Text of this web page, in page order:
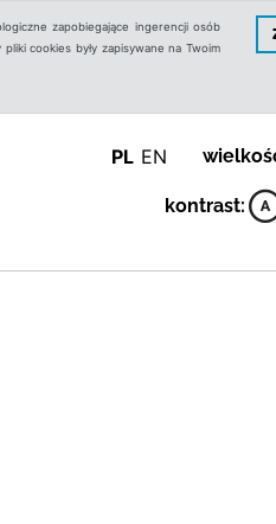
zapobiegające ingerencji osób
cookies były zapisywane na Twoim
PL EN
kontrast: